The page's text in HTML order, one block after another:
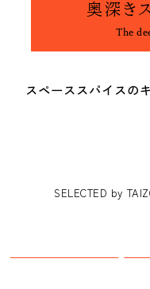
奥深き
The
スペーススパイスの
SELECTED by
アウトドア